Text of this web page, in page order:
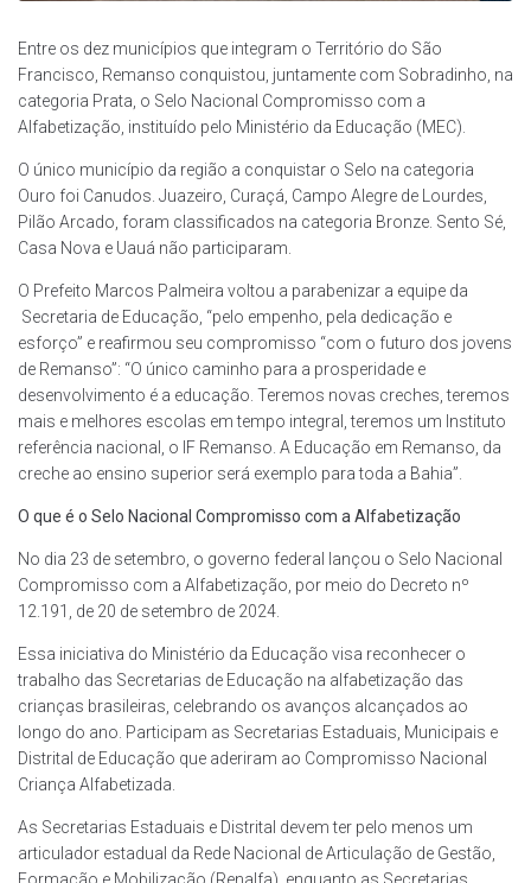
Entre os dez municípios que integram o Território do São
Francisco, Remanso conquistou, juntamente com Sobradinho, na
categoria Prata, o Selo Nacional Compromisso com a
Alfabetização, instituído pelo Ministério da Educação (MEC).
O único município da região a conquistar o Selo na categoria
Ouro foi Canudos. Juazeiro, Curaçá, Campo Alegre de Lourdes,
Pilão Arcado, foram classificados na categoria Bronze. Sento Sé,
Casa Nova e Uauá não participaram.
O Prefeito Marcos Palmeira voltou a parabenizar a equipe da
Secretaria de Educação, “pelo empenho, pela dedicação e
esforço” e reafirmou seu compromisso “com o futuro dos jovens
de Remanso”: “O único caminho para a prosperidade e
desenvolvimento é a educação. Teremos novas creches, teremos
mais e melhores escolas em tempo integral, teremos um Instituto
referência nacional, o IF Remanso. A Educação em Remanso, da
creche ao ensino superior será exemplo para toda a Bahia”.
O que é o Selo Nacional Compromisso com a Alfabetização
No dia 23 de setembro, o governo federal lançou o Selo Nacional
Compromisso com a Alfabetização, por meio do Decreto nº
12.191, de 20 de setembro de 2024.
Essa iniciativa do Ministério da Educação visa reconhecer o
trabalho das Secretarias de Educação na alfabetização das
crianças brasileiras, celebrando os avanços alcançados ao
longo do ano. Participam as Secretarias Estaduais, Municipais e
Distrital de Educação que aderiram ao Compromisso Nacional
Criança Alfabetizada.
As Secretarias Estaduais e Distrital devem ter pelo menos um
articulador estadual da Rede Nacional de Articulação de Gestão,